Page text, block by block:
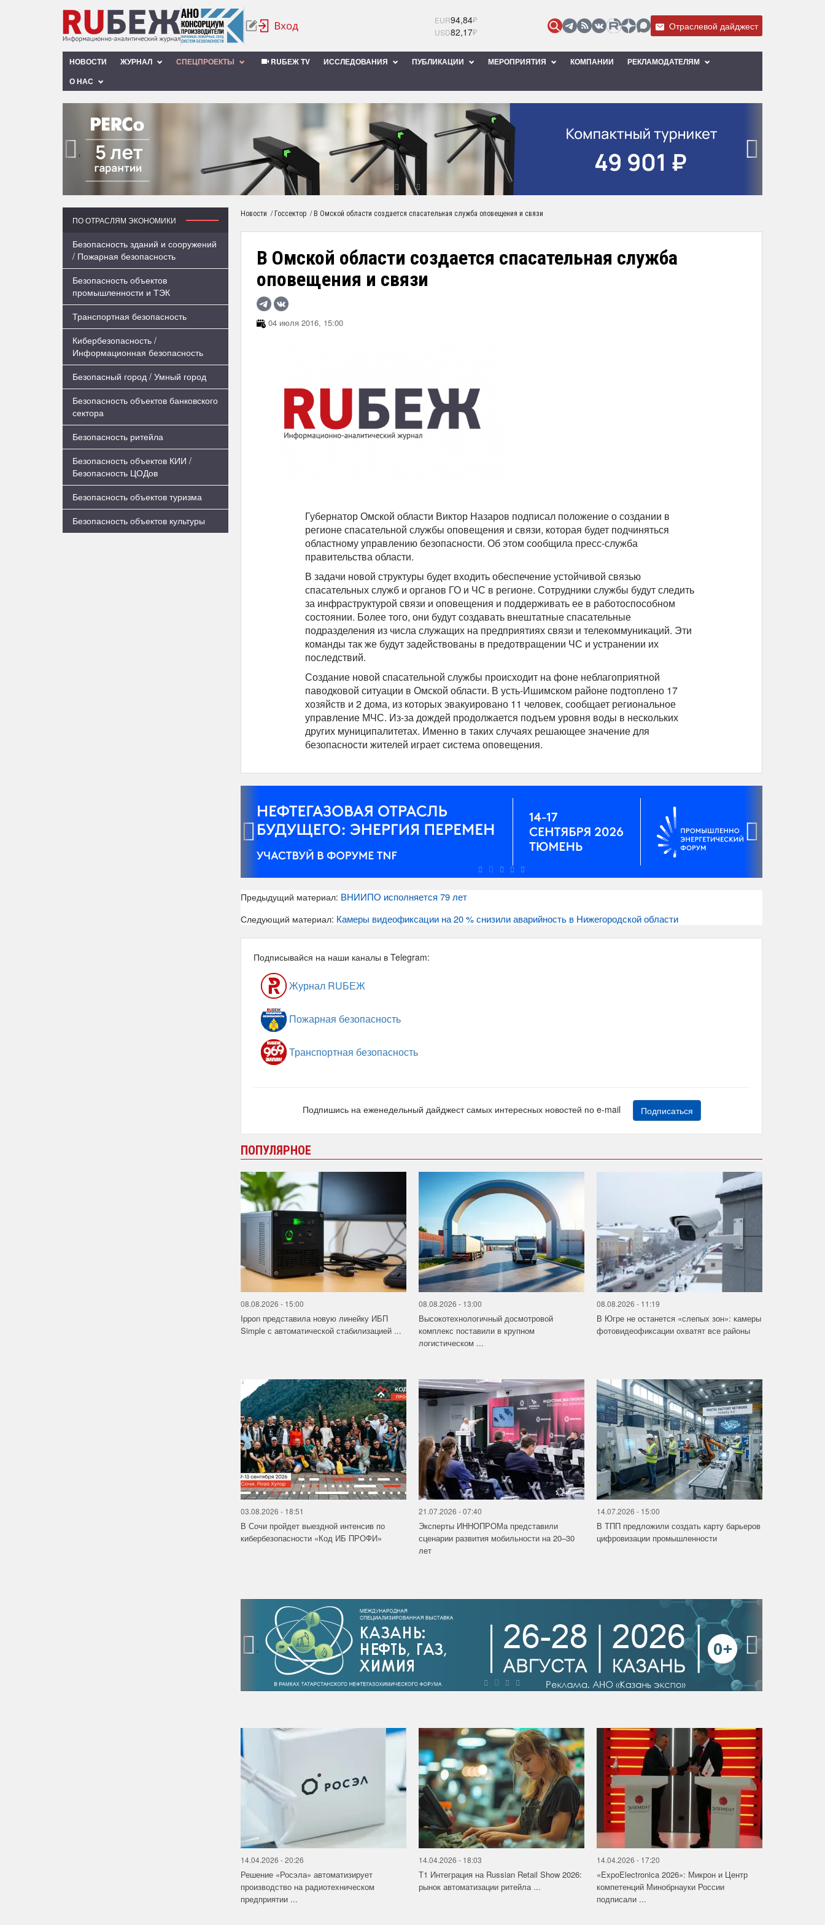
EUR94,84₽
USD82,17₽ Отраслевой дайджест
НОВОСТИ ЖУРНАЛ СПЕЦПРОЕКТЫ RUБЕЖ TV ИССЛЕДОВАНИЯ ПУБЛИКАЦИИ МЕРОПРИЯТИЯ КОМПАНИИ
РЕКЛАМОДАТЕЛЯМ
О НАС
‹
ПО ОТРАСЛЯМ ЭКОНОМИКИ
Безопасность зданий и сооружений
/ Пожарная безопасность
Безопасность объектов
промышленности и ТЭК
Транспортная безопасность
Кибербезопасность /
Информационная безопасность
Безопасный город / Умный город
Безопасность объектов банковского
сектора
Безопасность ритейла
Безопасность объектов КИИ /
Безопасность ЦОДов
Безопасность объектов туризма
Безопасность объектов культуры
Новости / Госсектор / В Омской области создается спасательная служба оповещения и связи
В Омской области создается спасательная служба
оповещения и связи
04 июля 2016, 15:00
Губернатор Омской области Виктор Назаров подписал положение о создании в
регионе спасательной службы оповещения и связи, которая будет подчиняться
областному управлению безопасности. Об этом сообщила пресс-служба
правительства области.
В задачи новой структуры будет входить обеспечение устойчивой связью
спасательных служб и органов ГО и ЧС в регионе. Сотрудники службы будут следить
за инфраструктурой связи и оповещения и поддерживать ее в работоспособном
состоянии. Более того, они будут создавать внештатные спасательные
подразделения из числа служащих на предприятиях связи и телекоммуникаций. Эти
команды так же будут задействованы в предотвращении ЧС и устранении их
последствий.
Создание новой спасательной службы происходит на фоне неблагоприятной
паводковой ситуации в Омской области. В усть-Ишимском районе подтоплено 17
хозяйств и 2 дома, из которых эвакуировано 11 человек, сообщает региональное
управление МЧС. Из-за дождей продолжается подъем уровня воды в нескольких
других муниципалитетах. Именно в таких случаях решающее значение для
безопасности жителей играет система оповещения.
‹ ›
Предыдущий материал: ВНИИПО исполняется 79 лет
Следующий материал: Камеры видеофиксации на 20 % снизили аварийность в Нижегородской области
Подписывайся на наши каналы в Telegram:
Журнал RUБЕЖ
Пожарная безопасность
Транспортная безопасность
Подпишись на еженедельный дайджест самых интересных новостей по e-mail Подписаться
ПОПУЛЯРНОЕ
08.08.2026 - 15:00
Ippon представила новую линейку ИБП
Simple с автоматической стабилизацией ...
08.08.2026 - 13:00
Высокотехнологичный досмотровой
комплекс поставили в крупном
логистическом ...
08.08.2026 - 11:19
В Югре не останется «слепых зон»: камеры
фотовидеофиксации охватят все районы
03.08.2026 - 18:51
В Сочи пройдет выездной интенсив по
кибербезопасности «Код ИБ ПРОФИ»
21.07.2026 - 07:40
Эксперты ИННОПРОМа представили
сценарии развития мобильности на 20–30
лет
14.07.2026 - 15:00
В ТПП предложили создать карту барьеров
цифровизации промышленности
‹ ›
14.04.2026 - 20:26
Решение «Росэла» автоматизирует
производство на радиотехническом
предприятии ...
14.04.2026 - 18:03
Т1 Интеграция на Russian Retail Show 2026:
рынок автоматизации ритейла ...
14.04.2026 - 17:20
«ExpoElectronica 2026»: Микрон и Центр
компетенций Минобрнауки России
подписали ...